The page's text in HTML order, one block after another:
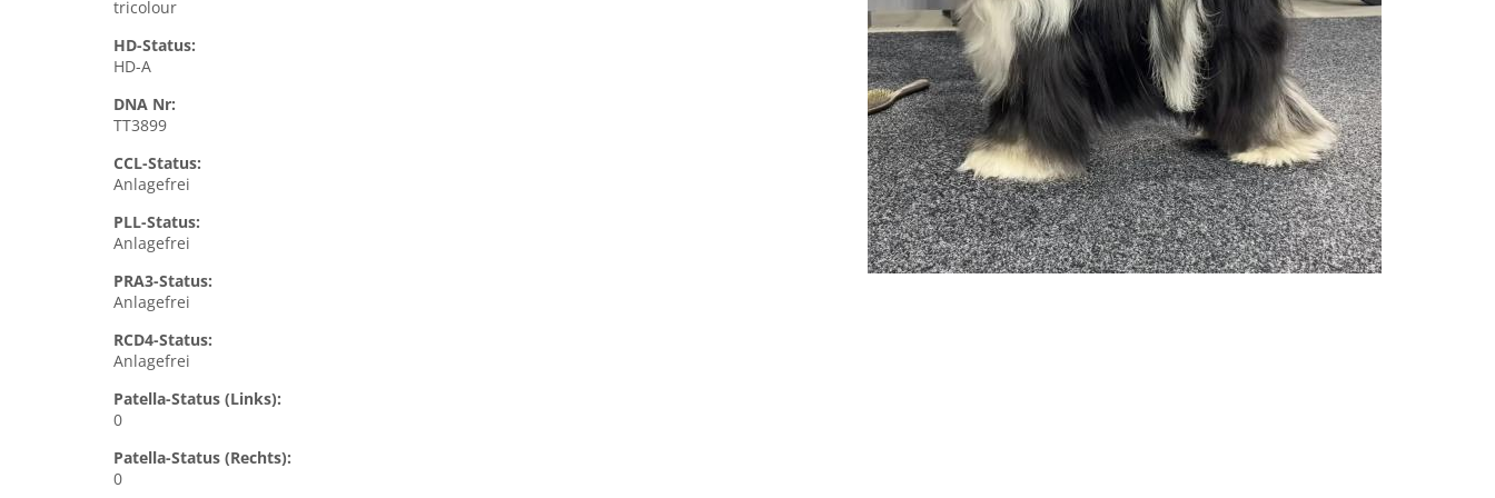
tricolour
HD-Status:
HD-A
DNA Nr:
TT3899
CCL-Status:
Anlagefrei
PLL-Status:
Anlagefrei
PRA3-Status:
Anlagefrei
RCD4-Status:
Anlagefrei
Patella-Status (Links):
0
Patella-Status (Rechts):
0